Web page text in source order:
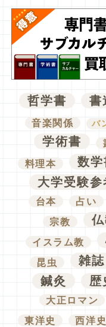
哲学書 書
音楽関係 バ
学術書
料理本
数学
大学受験参
台本
占い
宗教
イスラム教
昆虫 雑誌
鍼灸
歴
大正ロマン
東洋史
西洋史